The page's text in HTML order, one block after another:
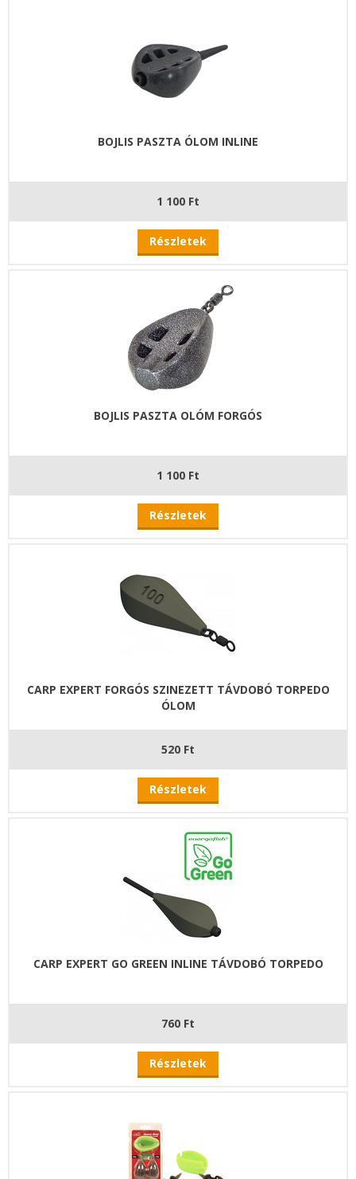
BOJLIS PASZTA ÓLOM INLINE
1 100 Ft
Részletek
BOJLIS PASZTA OLÓM FORGÓS
1 100 Ft
Részletek
CARP EXPERT FORGÓS SZINEZETT TÁVDOBÓ TORPEDO
ÓLOM
520 Ft
Részletek
CARP EXPERT GO GREEN INLINE TÁVDOBÓ TORPEDO
760 Ft
Részletek